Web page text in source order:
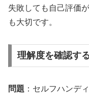
失敗しても自己評価
も大切です。
理解度を確認す
問題 ：セルフハンデ